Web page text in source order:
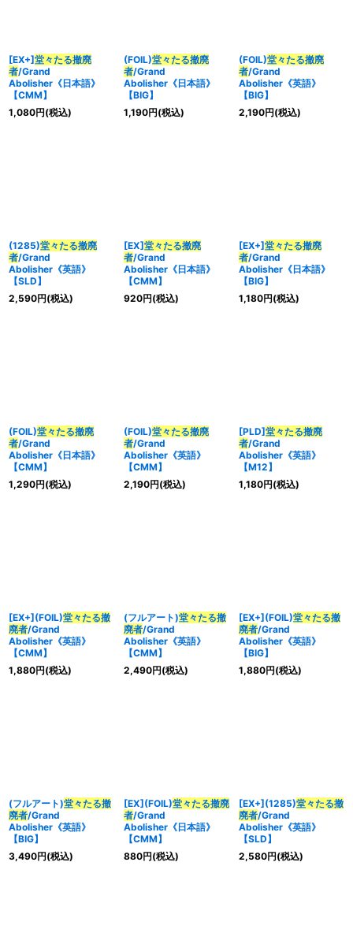
[EX+]堂々たる撤廃
者/Grand
Abolisher《日本語》
【CMM】
1,080円(税込)
(FOIL)堂々たる撤廃
者/Grand
Abolisher《日本語》
【BIG】
1,190円(税込)
(FOIL)堂々たる撤廃
者/Grand
Abolisher《英語》
【BIG】
2,190円(税込)
(1285)堂々たる撤廃
者/Grand
Abolisher《英語》
【SLD】
2,590円(税込)
[EX]堂々たる撤廃
者/Grand
Abolisher《日本語》
【CMM】
920円(税込)
[EX+]堂々たる撤廃
者/Grand
Abolisher《日本語》
【BIG】
1,180円(税込)
(FOIL)堂々たる撤廃
者/Grand
Abolisher《日本語》
【CMM】
1,290円(税込)
(FOIL)堂々たる撤廃
者/Grand
Abolisher《英語》
【CMM】
2,190円(税込)
[PLD]堂々たる撤廃
者/Grand
Abolisher《英語》
【M12】
1,180円(税込)
[EX+](FOIL)堂々たる撤
廃者/Grand
Abolisher《英語》
【CMM】
1,880円(税込)
(フルアート)堂々たる撤
廃者/Grand
Abolisher《英語》
【CMM】
2,490円(税込)
[EX+](FOIL)堂々たる撤
廃者/Grand
Abolisher《英語》
【BIG】
1,880円(税込)
(フルアート)堂々たる撤
廃者/Grand
Abolisher《英語》
【BIG】
3,490円(税込)
[EX](FOIL)堂々たる撤廃
者/Grand
Abolisher《日本語》
【CMM】
880円(税込)
[EX+](1285)堂々たる撤
廃者/Grand
Abolisher《英語》
【SLD】
2,580円(税込)